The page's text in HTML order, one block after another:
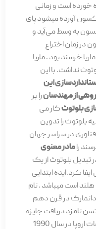
خورده است و زمانی
آورده میشود پای
به وسط می‌آید و
زمان اختراع
خرسند بود . ماریا
نداشت. با این
این
از مهندسانرا بر
بلوتوثکار می
بلوتوث را تدوین
در سراسر جهان
رامادر معنوی
تبدیل بلوتوث از یک
کرد.ایده ابتدایی
است میباشد . نام
دانمارک در قرن دهم
نامزد دریافت جایزه
مخترع اروپا از طرف اداره ثبت اختراعات اروپا در سال 1990